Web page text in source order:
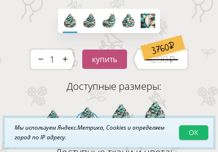
+
- купить 4290
3760
Доступные размеры:
XXL
Мы используем Яндекс.Метрика, Cookies и определяем
город по IP адресу.
ОК